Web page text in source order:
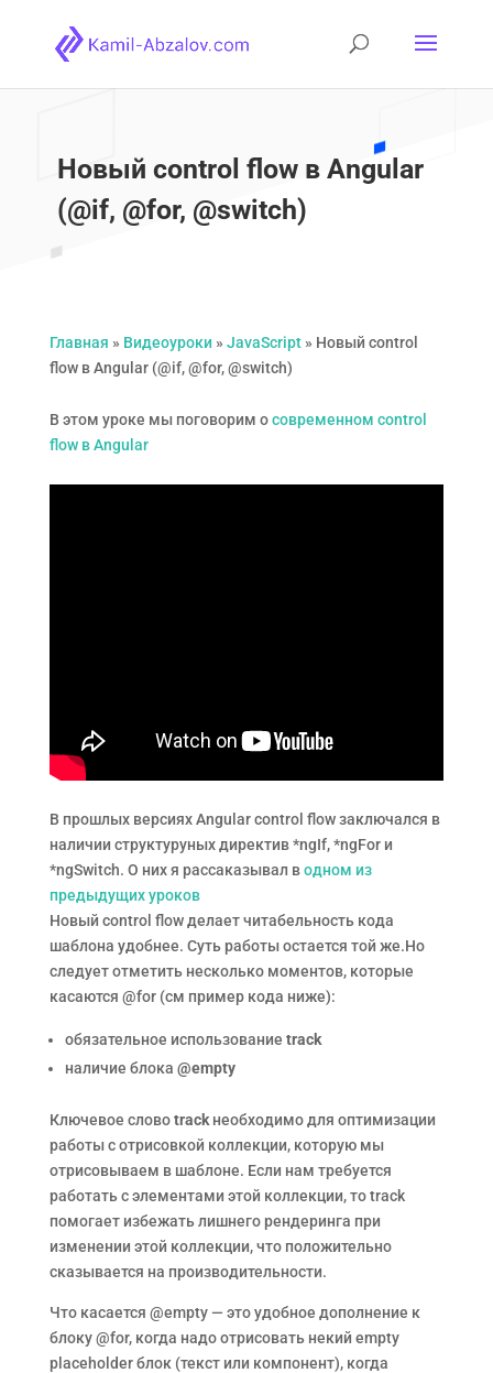
Новый control flow в Angular
(@if, @for, @switch)
Главная » Видеоуроки » JavaScript» Новый control
flow в Angular (@if, @for, @switch)
В этом уроке мы поговорим осовременном control
flow в Angular
В прошлых версиях Angular control flow заключался в
наличии структуруных директив *ngIf, *ngFor и
*ngSwitch. О них я рассаказывал водном из
предыдущих уроков
Новый control flow делает читабельность кода
шаблона удобнее. Суть работы остается той же.Но
следует отметить несколько моментов, которые
касаются @for (см пример кода ниже):
обязательное использование track
наличие блока @empty
Ключевое словоtrackнеобходимо для оптимизации
работы с отрисовкой коллекции, которую мы
отрисовываем в шаблоне. Если нам требуется
работать с элементами этой коллекции, то track
помогает избежать лишнего рендеринга при
изменении этой коллекции, что положительно
сказывается на производительности.
Что касается @empty — это удобное дополнение к
блоку @for, когда надо отрисовать некий empty
placeholder блок (текст или компонент), когда